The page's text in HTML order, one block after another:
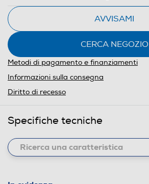
AVVISAMI
CERCA NEGOZIO
Metodi di pagamento e finanziamenti
Informazioni sulla consegna
Diritto di recesso
Specifiche tecniche